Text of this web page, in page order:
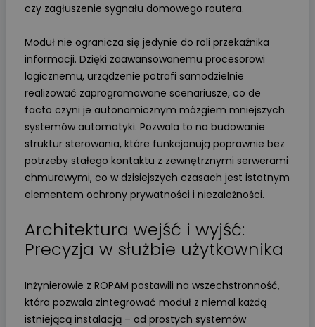
czy zagłuszenie sygnału domowego routera.
Moduł nie ogranicza się jedynie do roli przekaźnika
informacji. Dzięki zaawansowanemu procesorowi
logicznemu, urządzenie potrafi samodzielnie
realizować zaprogramowane scenariusze, co de
facto czyni je autonomicznym mózgiem mniejszych
systemów automatyki. Pozwala to na budowanie
struktur sterowania, które funkcjonują poprawnie bez
potrzeby stałego kontaktu z zewnętrznymi serwerami
chmurowymi, co w dzisiejszych czasach jest istotnym
elementem ochrony prywatności i niezależności.
Architektura wejść i wyjść:
Precyzja w służbie użytkownika
Inżynierowie z ROPAM postawili na wszechstronność,
która pozwala zintegrować moduł z niemal każdą
istniejącą instalacją – od prostych systemów